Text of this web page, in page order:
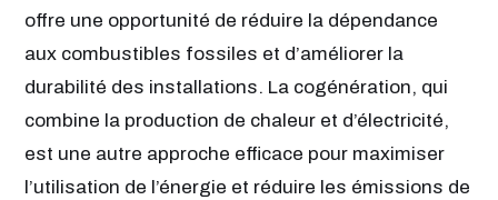
offre une opportunité de réduire la dépendance
aux combustibles fossiles et d’améliorer la
durabilité des installations. La cogénération, qui
combine la production de chaleur et d’électricité,
est une autre approche efficace pour maximiser
l’utilisation de l’énergie et réduire les émissions de